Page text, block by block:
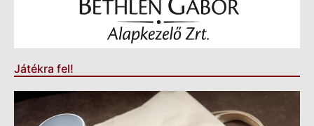
Játékra fel!